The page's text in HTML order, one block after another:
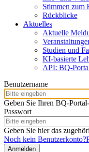
Stimmen zum
Rückblicke
Aktuelles
Aktuelle
Studien und
KI-basierte
API: BQ-
Benutzername
Geben Sie Ihren BQ-
Passwort
Geben Sie hier das
Noch kein Benutzerkonto?